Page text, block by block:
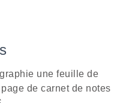
une feuille de
de carnet de notes